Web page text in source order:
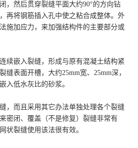
，然后贯穿裂缝平面大约90°的方向钻
再将钢筋插入孔中使之粘合成整体。外
施加应力，来加强结构件的主要部分或
续嵌入裂缝，形成与原有混凝土结构紧
缝表面开槽，大约25mm宽、25mm深，
入低水灰比的砂浆。
，而且采用其它办法单独处理各个裂缝
密闭、覆盖（不是修复）裂缝非常有
状裂缝使用该法很有效。